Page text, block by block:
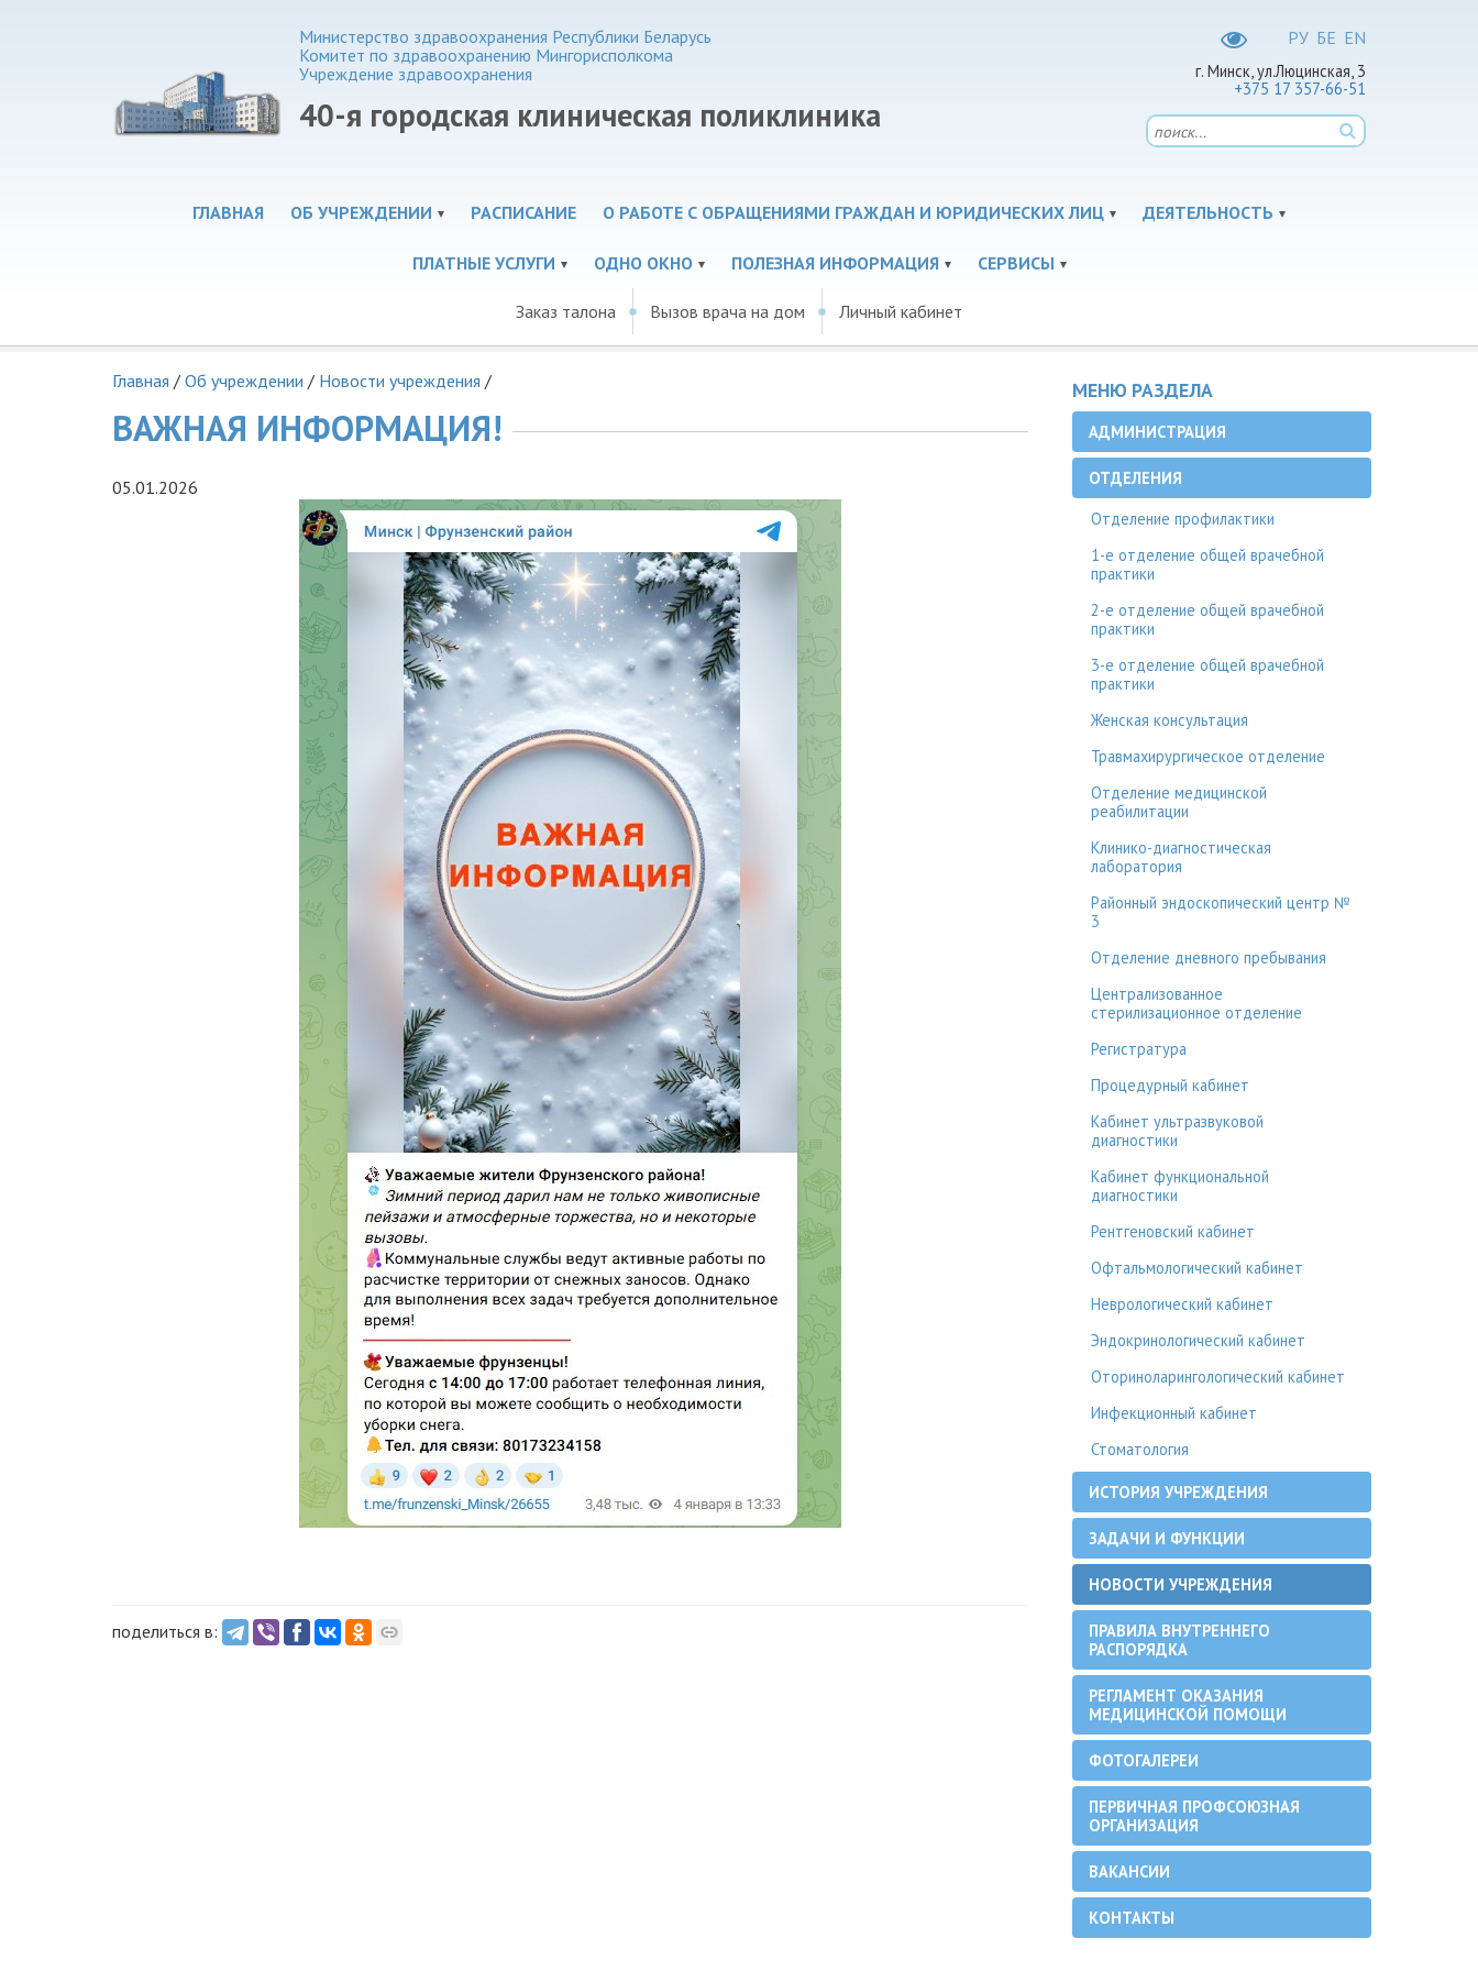
РУ БЕ EN
г. Минск, ул.Люцинская, 3
+375 17 357-66-51
Министерство здравоохранения Республики Беларусь
Комитет по здравоохранению Мингорисполкома
Учреждение здравоохранения
40-я городская клиническая поликлиника
ГЛАВНАЯ ОБ УЧРЕЖДЕНИИ РАСПИСАНИЕ О РАБОТЕ С ОБРАЩЕНИЯМИ ГРАЖДАН И ЮРИДИЧЕСКИХ ЛИЦ ДЕЯТЕЛЬНОСТЬ
ПЛАТНЫЕ УСЛУГИ ОДНО ОКНО ПОЛЕЗНАЯ ИНФОРМАЦИЯ СЕРВИСЫ
Заказ талона Вызов врача на дом Личный кабинет
Главная / Об учреждении / Новости учреждения /
ВАЖНАЯ ИНФОРМАЦИЯ!
05.01.2026
поделиться в:
МЕНЮ РАЗДЕЛА
АДМИНИСТРАЦИЯ
ОТДЕЛЕНИЯ
Отделение профилактики
1-е отделение общей врачебной
практики
2-е отделение общей врачебной
практики
3-е отделение общей врачебной
практики
Женская консультация
Травмахирургическое отделение
Отделение медицинской
реабилитации
Клинико-диагностическая
лаборатория
Районный эндоскопический центр №
3
Отделение дневного пребывания
Централизованное
стерилизационное отделение
Регистратура
Процедурный кабинет
Кабинет ультразвуковой
диагностики
Кабинет функциональной
диагностики
Рентгеновский кабинет
Офтальмологический кабинет
Неврологический кабинет
Эндокринологический кабинет
Оториноларингологический кабинет
Инфекционный кабинет
Стоматология
ИСТОРИЯ УЧРЕЖДЕНИЯ
ЗАДАЧИ И ФУНКЦИИ
НОВОСТИ УЧРЕЖДЕНИЯ
ПРАВИЛА ВНУТРЕННЕГО
РАСПОРЯДКА
РЕГЛАМЕНТ ОКАЗАНИЯ
МЕДИЦИНСКОЙ ПОМОЩИ
ФОТОГАЛЕРЕИ
ПЕРВИЧНАЯ ПРОФСОЮЗНАЯ
ОРГАНИЗАЦИЯ
ВАКАНСИИ
КОНТАКТЫ